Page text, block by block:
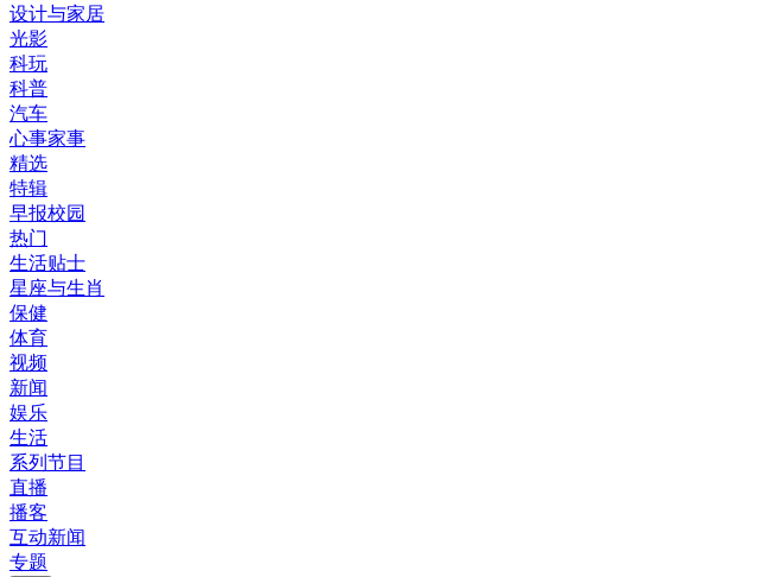
设计与家居
光影
科玩
科普
汽车
心事家事
精选
特辑
早报校园
热门
生活贴士
星座与生肖
保健
体育
视频
新闻
娱乐
生活
系列节目
直播
播客
互动新闻
专题